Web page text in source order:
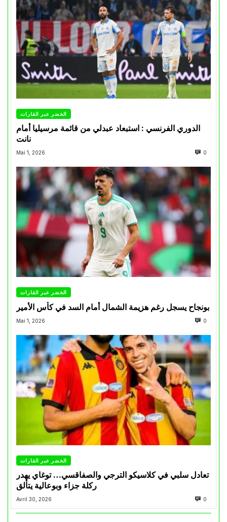
الخضر عبر القارات
الدوري الفرنسي : استبعاد عبدلي من قائمة مرسيليا أمام
نانت
Mai 1, 2026 0
الخضر عبر القارات
بونجاح يسجل رغم هزيمة الشمال أمام السد في كأس الأمير
Mai 1, 2026 0
الخضر عبر القارات
تعادل سلبي في كلاسيكو الترجي والصفاقسي… توغاي يهدر
ركلة جزاء وبوعالية يتألق
Avril 30, 2026 0